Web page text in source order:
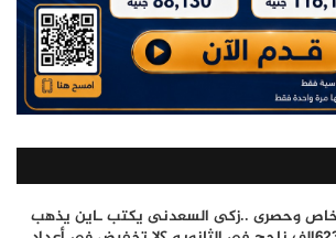
وحصرى ..زكى السعدنى يكتب ـاين يذهب